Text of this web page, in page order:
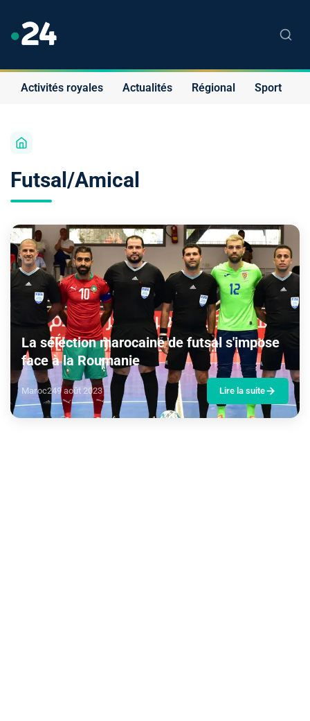
Activités royales Actualités Régional Sport
Futsal/Amical
La sélection marocaine de futsal s'impose
face à la Roumanie
Maroc249 août 2023 Lire la suite